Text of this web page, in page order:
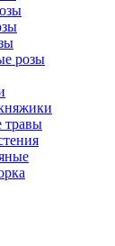
розы
травы